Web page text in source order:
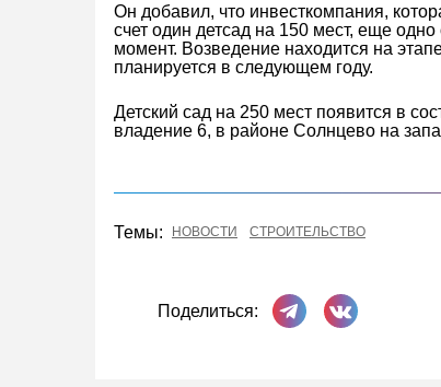
Он добавил, что инвесткомпания,
счет один детсад на 150 мест, еще
момент. Возведение находится на
планируется в следующем году.
Детский сад на 250 мест появится в
владение 6, в районе Солнцево на
Темы: НОВОСТИ СТРОИТЕЛЬСТВО
Поделиться:
Поделиться в
Поделиться